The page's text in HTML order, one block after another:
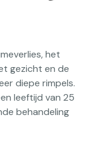
het
gezicht en de
diepe rimpels.
leeftijd van 25
behandeling